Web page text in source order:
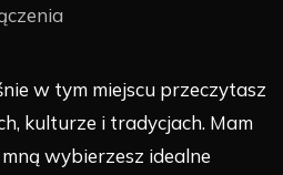
w tym miejscu przeczytasz
kulturze i tradycjach. Mam
wybierzesz idealne